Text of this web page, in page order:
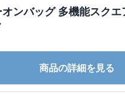
ンバッグ 多機能スク
商品の詳細を見る